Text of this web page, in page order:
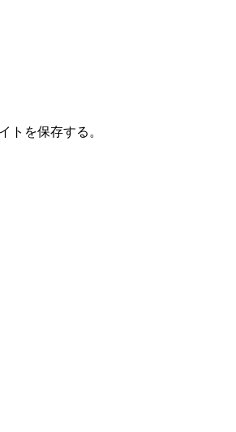
トを保存する。